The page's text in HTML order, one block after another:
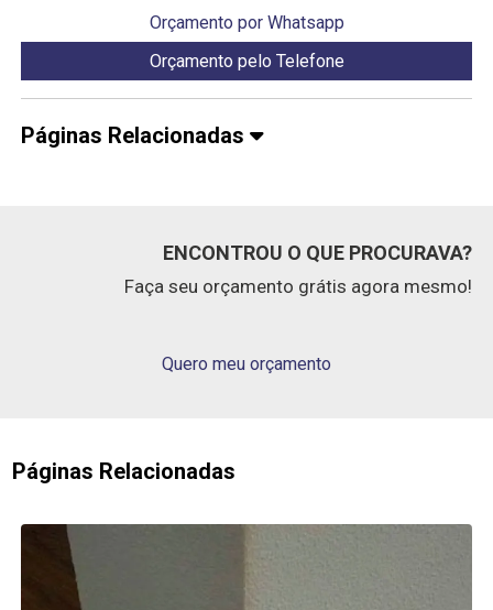
Orçamento por Whatsapp
Orçamento pelo Telefone
Páginas Relacionadas
ENCONTROU O QUE PROCURAVA?
Faça seu orçamento grátis agora mesmo!
Quero meu orçamento
Páginas Relacionadas